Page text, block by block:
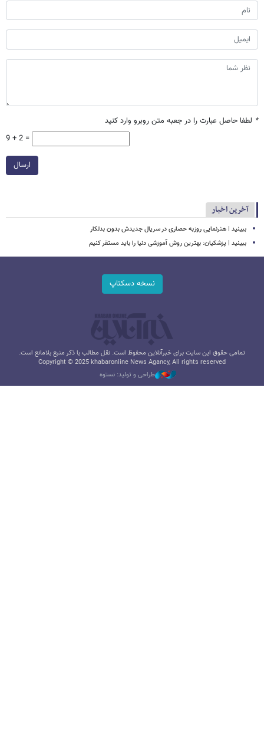
* لطفا حاصل عبارت را در جعبه متن روبرو وارد کنید
9 + 2 =
ارسال
آخرین اخبار
ببینید | هنرنمایی روزبه حصاری در سریال جدیدش بدون بدلکار
ببینید | پزشکیان: بهترین روش آموزشی دنیا را باید مستقر کنیم
نسخه دسکتاپ
تمامی حقوق این سایت برای خبرآنلاین محفوظ است. نقل مطالب با ذکر منبع بلامانع است.
Copyright © 2025 khabaronline News Agancy, All rights reserved
طراحی و تولید: نستوه